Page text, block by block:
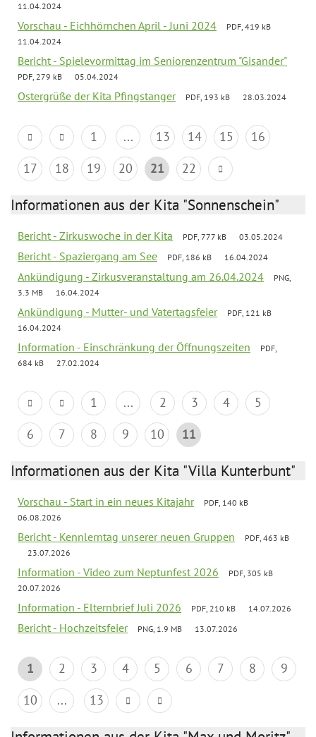
11.04.2024
Vorschau - Eichhörnchen April - Juni 2024
PDF, 419 kB
11.04.2024
Bericht - Spielevormittag im Seniorenzentrum "Gisander"
PDF, 279 kB 05.04.2024
Ostergrüße der Kita Pfingstanger PDF, 193 kB 28.03.2024
1 ... 13 14 15
16
17
18 19 20 21 22
Informationen aus der Kita "Sonnenschein"
Bericht - Zirkuswoche in der Kita PDF, 777 kB 03.05.2024
Bericht - Spaziergang am See PDF, 186 kB 16.04.2024
Ankündigung - Zirkusveranstaltung am 26.04.2024
PNG,
3.3 MB
16.04.2024
Ankündigung - Mutter- und Vatertagsfeier
PDF, 121 kB
16.04.2024
Information - Einschränkung der Öffnungszeiten
PDF,
684 kB
27.02.2024
1 ... 2 3 4
5
6
7 8 9 10 11
Informationen aus der Kita "Villa Kunterbunt"
Vorschau - Start in ein neues Kitajahr
PDF, 140 kB
06.08.2026
Bericht - Kennlerntag unserer neuen Gruppen
PDF, 463 kB
23.07.2026
Information - Video zum Neptunfest 2026
PDF, 305 kB
20.07.2026
Information - Elternbrief Juli 2026 PDF, 210 kB 14.07.2026
Bericht - Hochzeitsfeier PNG, 1.9 MB 13.07.2026
1 2 3 4 5 6 7 8
9
10
... 13